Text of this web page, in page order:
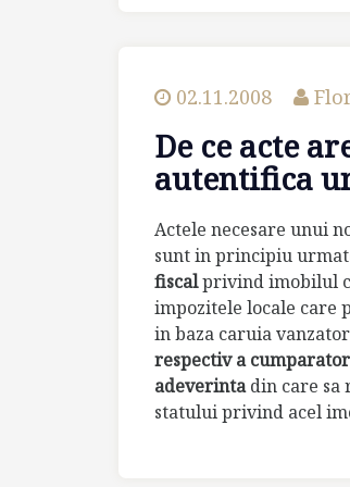
02.11.2008
De ce acte
autentifica
Actele necesare unui
sunt in principiu
fiscalprivind imobilul
impozitele locale care
in baza caruia
respectiv a
adeverintadin care sa
statului privind acel